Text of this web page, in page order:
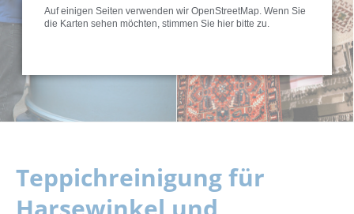
Teppichreinigung für
Auf einigen Seiten verwenden wir OpenStreetMap. Wenn Sie
die Karten sehen möchten, stimmen Sie hier bitte zu.